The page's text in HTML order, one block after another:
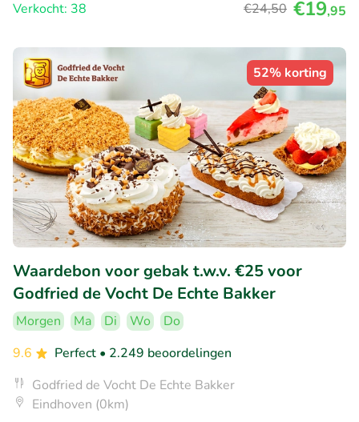
Verkocht: 38 €24,50 €19,95
52% korting
Waardebon voor gebak t.w.v. €25 voor
Godfried de Vocht De Echte Bakker
Morgen Ma Di Wo
Do
9.6
Perfect • 2.249 beoordelingen
Godfried de Vocht De Echte Bakker
Eindhoven (0km)